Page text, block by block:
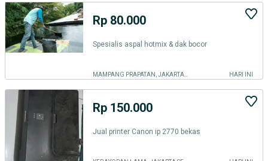
Rp 80.000
Spesialis aspal hotmix & dak bocor
HARI INI
Rp 150.000
Jual printer Canon ip 2770 bekas